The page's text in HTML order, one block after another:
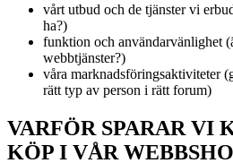
vårt utbud och de tjänster vi
ha?)
funktion och användarvänlighet
webbtjänster?)
våra marknadsföringsaktiviteter
rätt typ av person i rätt forum)
VARFÖR SPARAR VI
KÖP I VÅR